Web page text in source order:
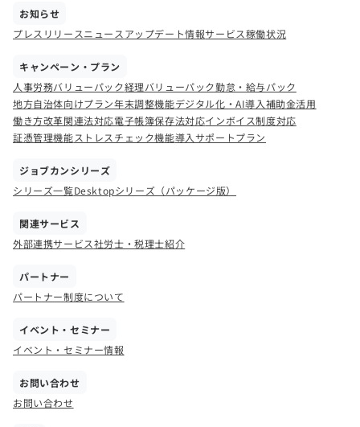
お知らせ
プレスリリースニュース アップデート情報サービス稼働状況
キャンペーン・プラン
人事労務バリューパック経理バリューパック勤怠・給与パック
地方自治体向けプラン年末調整機能デジタル化・AI導入補助金活用
働き方改革関連法対応電子帳簿保存法対応インボイス制度対応
証憑管理機能ストレスチェック機能導入サポートプラン
ジョブカンシリーズ
シリーズ一覧Desktopシリーズ（パッケージ版）
関連サービス
外部連携サービス社労士・税理士紹介
パートナー
パートナー制度について
イベント・セミナー
イベント・セミナー情報
お問い合わせ
お問い合わせ